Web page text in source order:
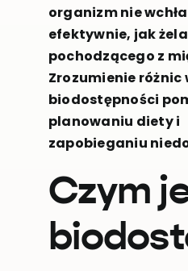
organizm nie
efektywnie, jak
pochodzącego z
Zrozumienie różnic
biodostępności
planowaniu diety i
zapobieganiu
Czym